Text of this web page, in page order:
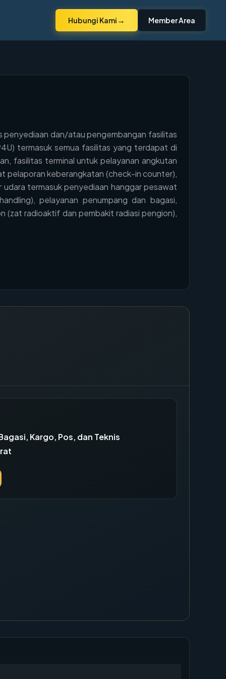
Hubungi Kami → Member Area
penyediaan dan/atau pengembangan fasilitas
termasuk semua fasilitas yang terdapat di
fasilitas terminal untuk pelayanan angkutan
pelaporan keberangkatan (check-in counter),
termasuk penyediaan hanggar pesawat
pelayanan penumpang dan bagasi,
(zat radioaktif dan pembakit radiasi pengion),
Kargo, Pos, dan Teknis